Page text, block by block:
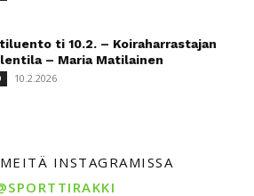
ti 10.2. – Koiraharrastajan
– Maria Matilainen
10.2.2026
INSTAGRAMISSA